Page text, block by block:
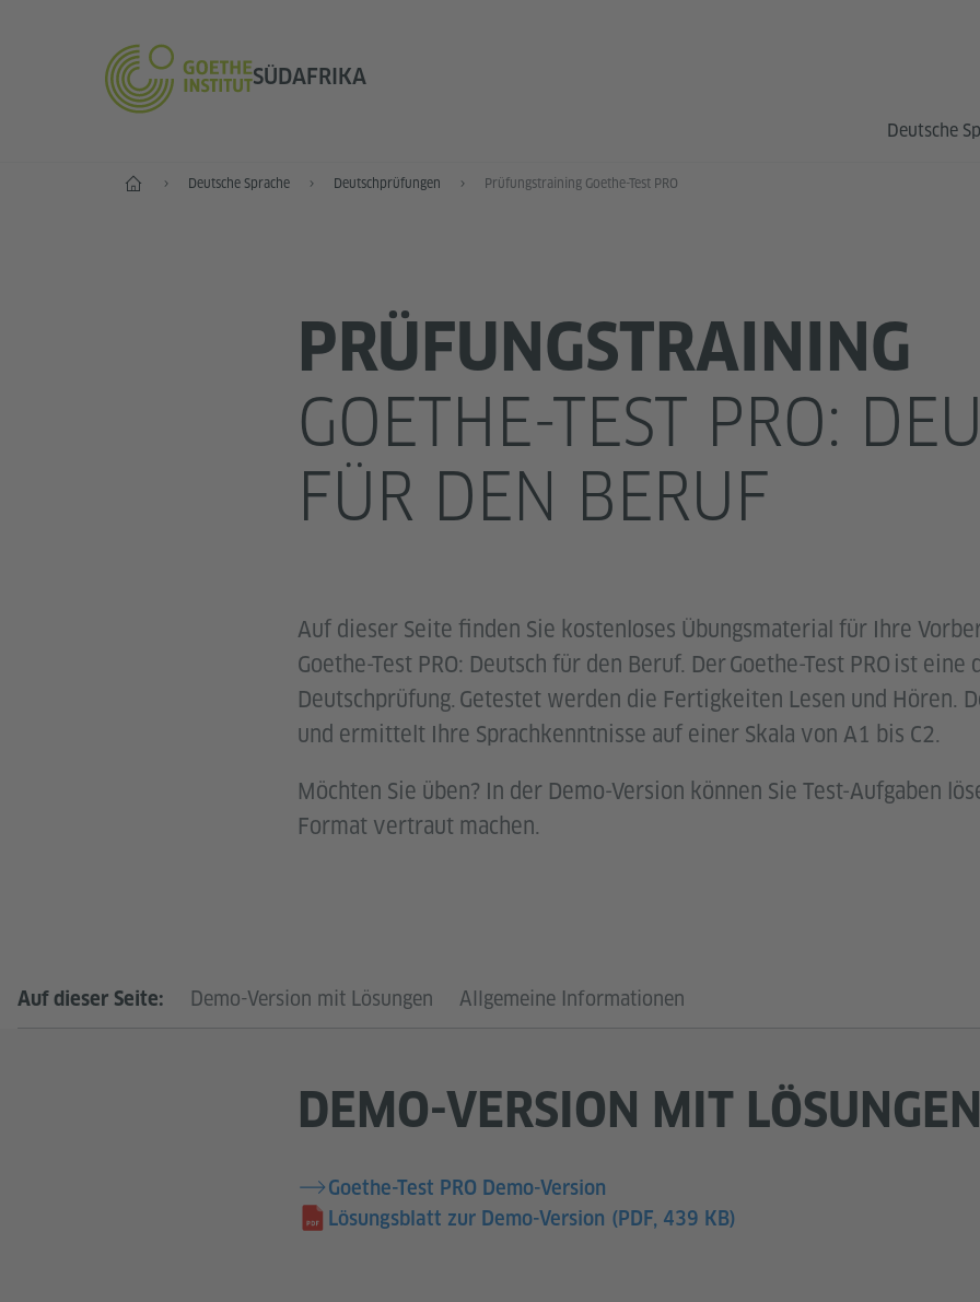
SÜDAFRIKA
Deutsche
Start Deutsche Sprache Deutschprüfungen Prüfungstraining Goethe-Test PRO
PRÜFUNGSTRAINING
GOETHE-TEST PRO:
FÜR DEN BERUF
Auf dieser Seite finden Sie kostenloses Übungsmaterial für Ihre
Goethe-Test PRO: Deutsch für den Beruf. Der Goethe-Test PRO ist eine
Deutschprüfung. Getestet werden die Fertigkeiten Lesen und Hören.
und ermittelt Ihre Sprachkenntnisse auf einer Skala von A1 bis C2.
Möchten Sie üben? In der Demo-Version können Sie Test-Aufgaben
Format vertraut machen.
Auf dieser Seite: Demo-Version mit Lösungen Allgemeine Informationen
DEMO-VERSION MIT LÖSUNGEN
Goethe-Test PRO Demo-Version
Lösungsblatt zur Demo-Version (PDF, 439 KB)